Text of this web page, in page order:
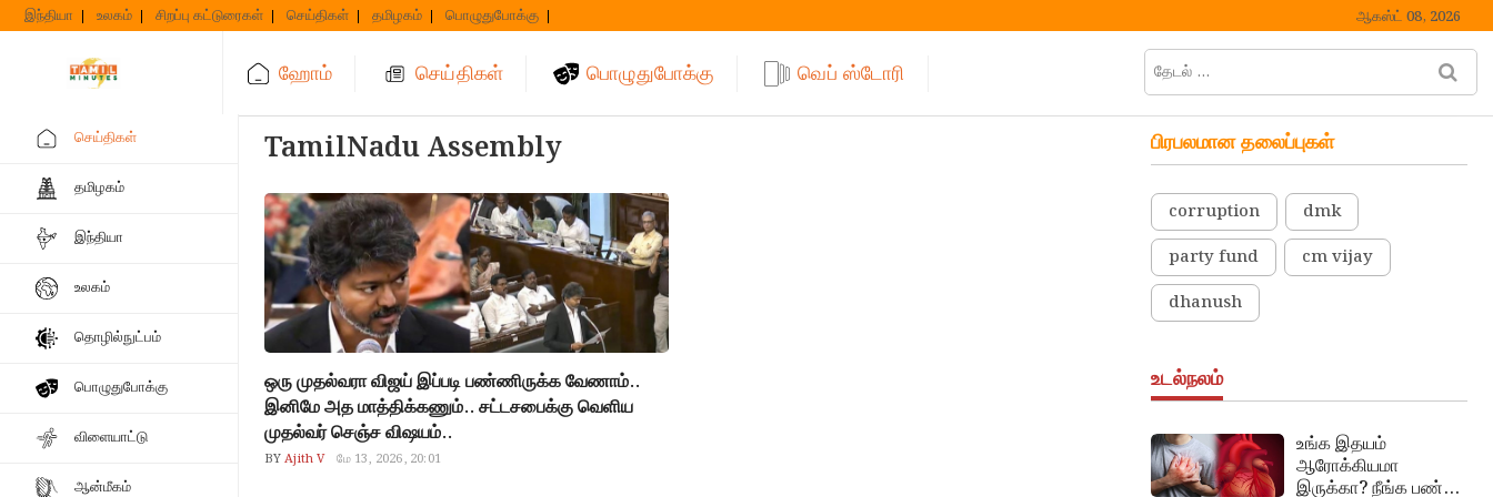
Skip
to
இந்தியா உலகம் சிறப்பு கட்டுரைகள் செய்திகள் தமிழகம் பொழுதுபோக்கு ஆகஸ்ட் 08, 2026
ஹோம் செய்திகள் பொழுதுபோக்கு வெப் ஸ்டோரி
தேடல்
… M
செய்திகள்
தமிழகம்
இந்தியா
உலகம்
தொழில்நுட்பம்
பொழுதுபோக்கு
விளையாட்டு
ஆன்மீகம்
TamilNadu Assembly
ஒரு முதல்வரா விஜய் இப்படி பண்ணிருக்க வேணாம்..
இனிமே அத மாத்திக்கணும்.. சட்டசபைக்கு வெளிய
முதல்வர் செஞ்ச விஷயம்..
BYAjith V மே 13, 2026, 20:01
பிரபலமான தலைப்புகள்
corruption
dmk
party fund
cm vijay
dhanush
உடல்நலம்
உங்க இதயம்
ஆரோக்கியமா
இருக்கா? நீங்க பண்ண